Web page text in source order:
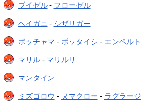
ブイゼル- フローゼル
ヘイガニ - シザリガー
ポッチャマ - ポッタイシ - エンペルト
マリル- マリルリ
マンタイン
ミズゴロウ - ヌマクロー - ラグラージ